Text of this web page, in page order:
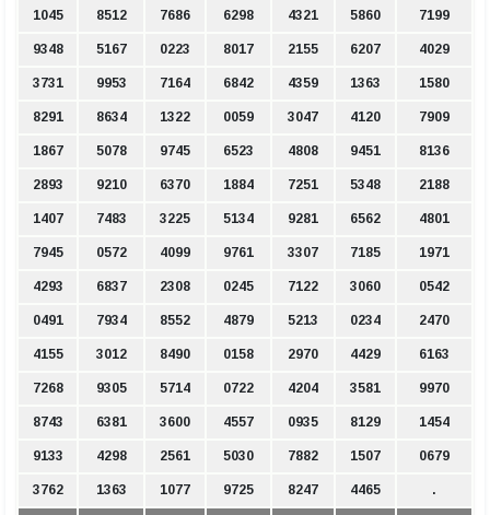
1045 8512 7686 6298 4321 5860 7199
9348 5167 0223 8017 2155 6207 4029
3731 9953 7164 6842 4359 1363 1580
8291 8634 1322 0059 3047 4120 7909
1867 5078 9745 6523 4808 9451 8136
2893 9210 6370 1884 7251 5348 2188
1407 7483 3225 5134 9281 6562 4801
7945 0572 4099 9761 3307 7185 1971
4293 6837 2308 0245 7122 3060 0542
0491 7934 8552 4879 5213 0234 2470
4155 3012 8490 0158 2970 4429 6163
7268 9305 5714 0722 4204 3581 9970
8743 6381 3600 4557 0935 8129 1454
9133 4298 2561 5030 7882 1507 0679
3762 1363 1077 9725 8247 4465 .